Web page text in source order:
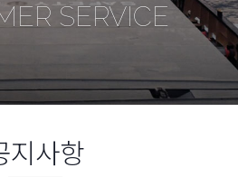
Contact us
SERVICE
지사항